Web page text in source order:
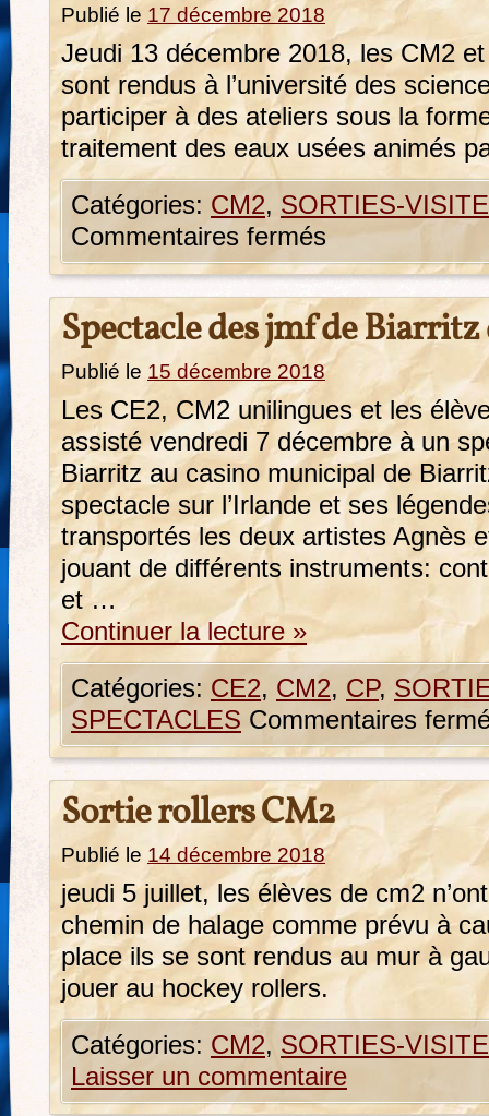
Publié le 17 décembre 2018
Jeudi 13 décembre 2018, les CM2
sont rendus à l’université des
participer à des ateliers sous la
traitement des eaux usées animés
Catégories: CM2, SORTIES-
Commentaires fermés
Spectacle des jmf de Biarritz
Publié le 15 décembre 2018
Les CE2, CM2 unilingues et les
assisté vendredi 7 décembre à un
Biarritz au casino municipal de
spectacle sur l’Irlande et ses
transportés les deux artistes Agnès
jouant de différents instruments:
et …
Continuer la lecture »
Catégories: CE2, CM2, CP,
SPECTACLES Commentaires
Sortie rollers CM2
Publié le 14 décembre 2018
jeudi 5 juillet, les élèves de cm2
chemin de halage comme prévu à
place ils se sont rendus au mur à
jouer au hockey rollers.
Catégories: CM2, SORTIES-
Laisser un commentaire